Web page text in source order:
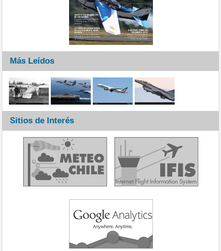
Más Leídos
Sitios de Interés